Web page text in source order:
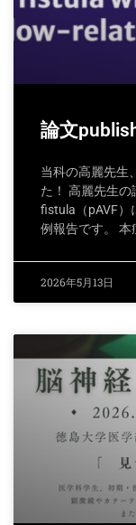
論文
当科の高麗先生
た！ 高麗先生
fistula（pAVF）
例報告です。 本
2026年5月13日